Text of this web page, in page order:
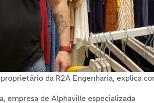
da R2A Engenharia, explica
empresa de Alphaville especializada